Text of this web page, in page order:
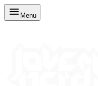
Menu